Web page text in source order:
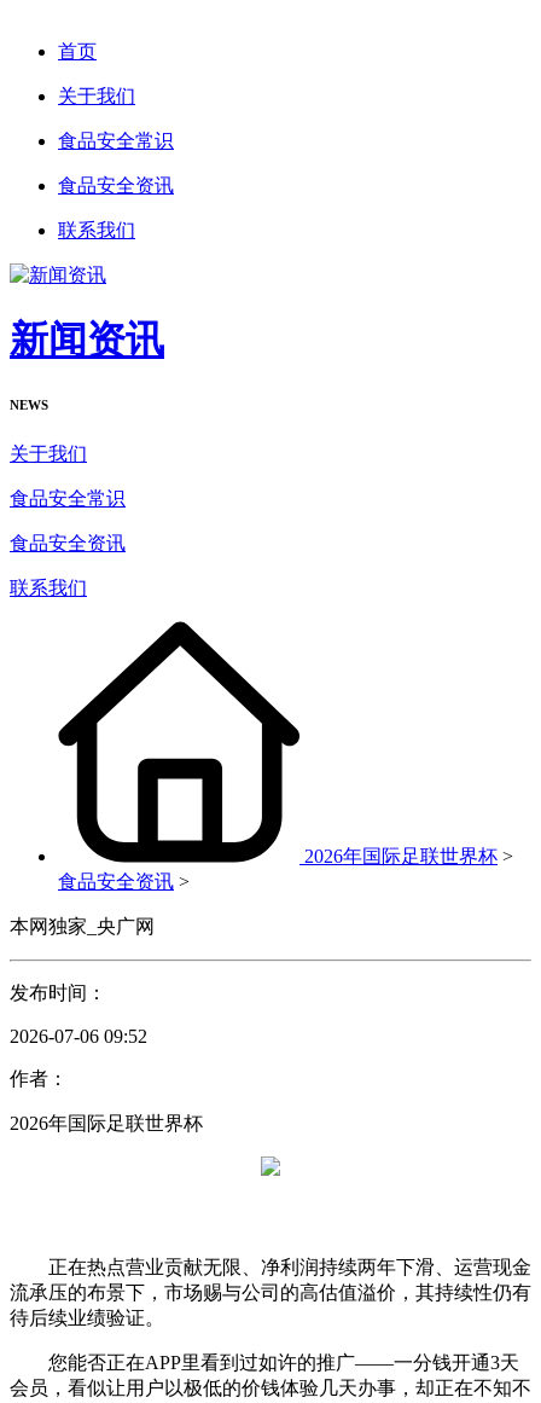
首页
关于我们
食品安全常识
食品安全资讯
联系我们
新闻资讯
NEWS
关于我们
食品安全常识
食品安全资讯
联系我们
2026年国际足联世界杯 >
食品安全资讯 >
本网独家_央广网
发布时间：
2026-07-06 09:52
作者：
2026年国际足联世界杯
正在热点营业贡献无限、净利润持续两年下滑、运营现金
流承压的布景下，市场赐与公司的高估值溢价，其持续性仍有
待后续业绩验证。
您能否正在APP里看到过如许的推广——一分钱开通3天
会员，看似让用户以极低的价钱体验几天办事，却正在不知不